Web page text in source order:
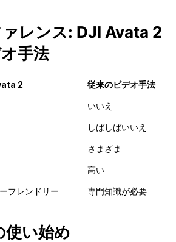
レンス: DJI Avata 2
手法
2 従来のビデオ手法
いいえ
しばしばいいえ
さまざま
高い
フレンドリー 専門知識が必要
使い始め